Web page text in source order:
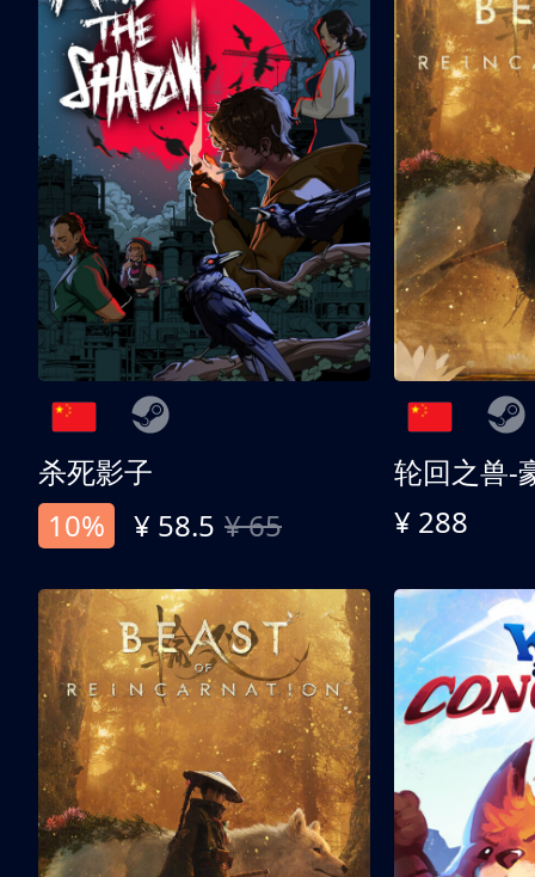
杀死影子
10%
¥ 58.5 ¥ 65
轮回之兽-
¥ 288